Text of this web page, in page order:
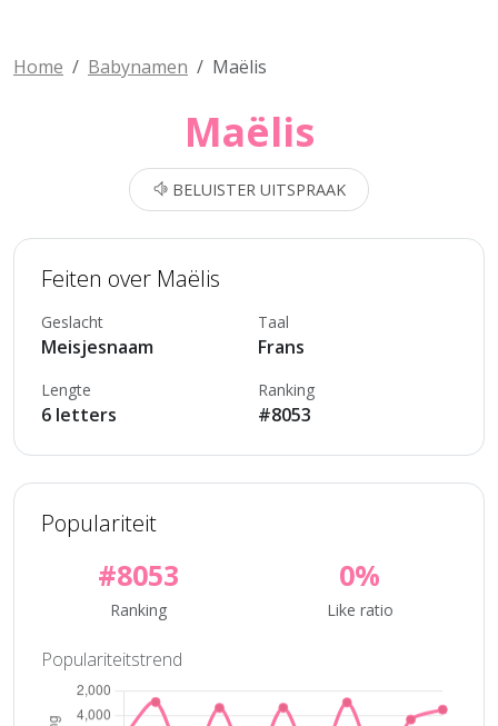
Home Babynamen Maëlis
Maëlis
BELUISTER UITSPRAAK
Feiten over Maëlis
Geslacht
Meisjesnaam
Taal
Frans
Lengte
6 letters
Ranking
#8053
Populariteit
#8053
Ranking
0%
Like ratio
Populariteitstrend